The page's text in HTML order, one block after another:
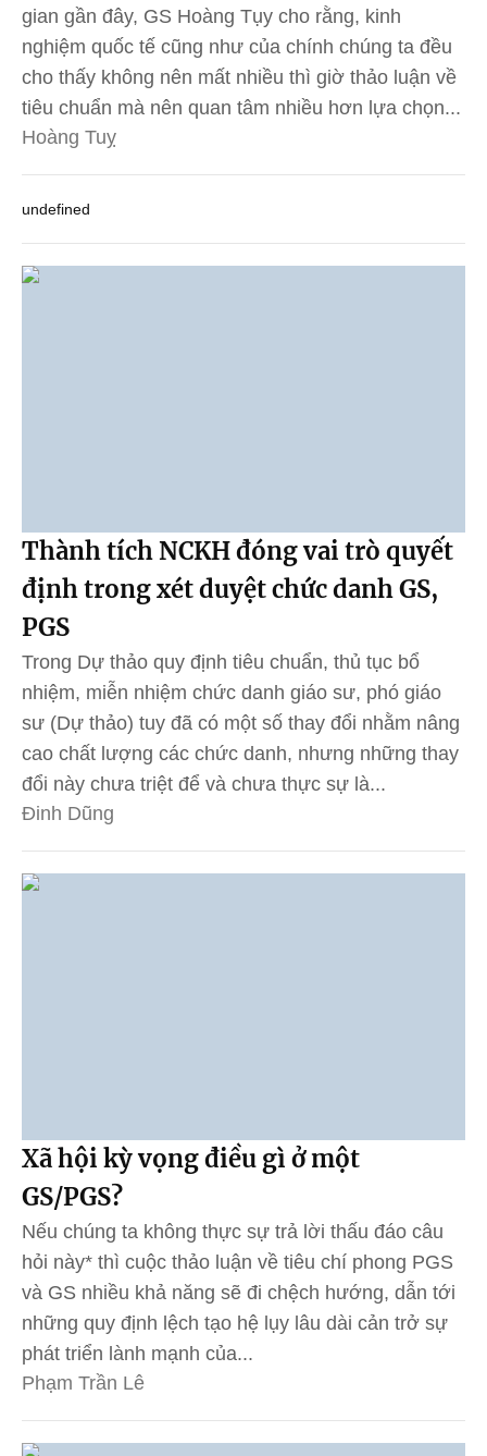
gian gần đây, GS Hoàng Tụy cho rằng, kinh
nghiệm quốc tế cũng như của chính chúng ta đều
cho thấy không nên mất nhiều thì giờ thảo luận về
tiêu chuẩn mà nên quan tâm nhiều hơn lựa chọn...
Hoàng Tuỵ
undefined
Thành tích NCKH đóng vai trò quyết
định trong xét duyệt chức danh GS,
PGS
Trong Dự thảo quy định tiêu chuẩn, thủ tục bổ
nhiệm, miễn nhiệm chức danh giáo sư, phó giáo
sư (Dự thảo) tuy đã có một số thay đổi nhằm nâng
cao chất lượng các chức danh, nhưng những thay
đổi này chưa triệt để và chưa thực sự là...
Đinh Dũng
Xã hội kỳ vọng điều gì ở một
GS/PGS?
Nếu chúng ta không thực sự trả lời thấu đáo câu
hỏi này* thì cuộc thảo luận về tiêu chí phong PGS
và GS nhiều khả năng sẽ đi chệch hướng, dẫn tới
những quy định lệch tạo hệ lụy lâu dài cản trở sự
phát triển lành mạnh của...
Phạm Trần Lê